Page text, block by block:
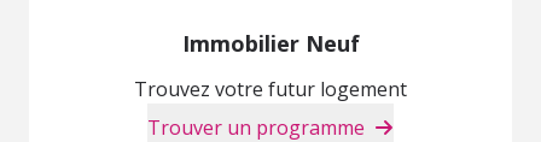
Immobilier Neuf
Trouvez votre futur logement
Trouver un programme